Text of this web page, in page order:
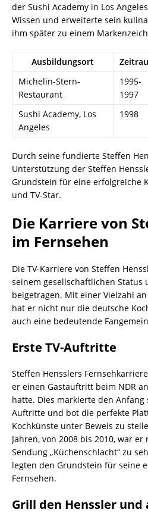
der Sushi Academy in Los
Wissen und erweiterte sein
ihm später zu einem
Ausbildungsort
Michelin-Stern-
Restaurant
1995-
1997
Sushi Academy, Los
Angeles
1998
Durch seine fundierte Steffen
Unterstützung der Steffen
Grundstein für eine erfolgreiche
und TV-Star.
Die Karriere von
im Fernsehen
Die TV-Karriere von Steffen
seinem gesellschaftlichen Status
beigetragen. Mit einer Vielzahl
hat er nicht nur die deutsche
auch eine bedeutende
Erste TV-Auftritte
Steffen Hensslers
er einen Gastauftritt beim NDR
hatte. Dies markierte den Anfang
Auftritte und bot die perfekte
Kochkünste unter Beweis zu
Jahren, von 2008 bis 2010, war
Sendung „Küchenschlacht“ zu
legten den Grundstein für seine
Fernsehen.
Grill den Henssler und